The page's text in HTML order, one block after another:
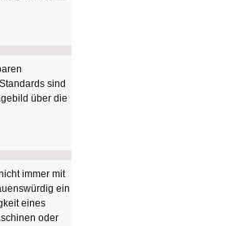
sind
über die
immer mit
ein
eines
oder